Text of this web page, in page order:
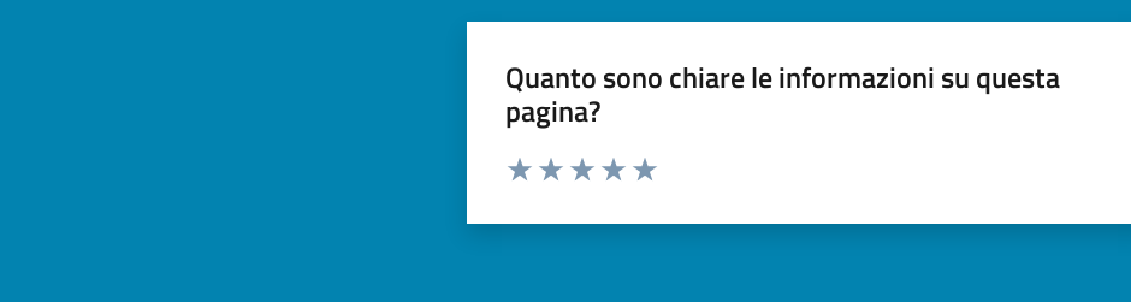
Quanto sono chiare le informazioni su questa
pagina?
Valuta da 1 a 5 stelle la pagina